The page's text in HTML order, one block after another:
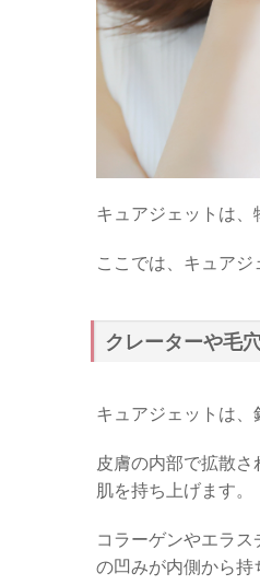
キュアジェットは、
ここでは、キュアジ
クレーターや毛
キュアジェットは、
皮膚の内部で拡散
肌を持ち上げます。
コラーゲンやエラ
の凹みが内側から持